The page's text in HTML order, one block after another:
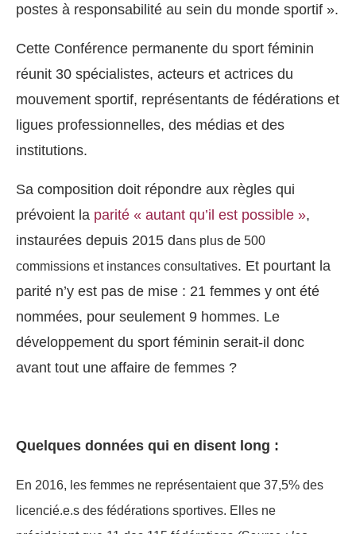
postes à responsabilité au sein du monde sportif ».
Cette Conférence permanente du sport féminin
réunit 30 spécialistes, acteurs et actrices du
mouvement sportif, représentants de fédérations et
ligues professionnelles, des médias et des
institutions.
Sa composition doit répondre aux règles qui
prévoient la parité « autant qu’il est possible »,
instaurées depuis 2015 dans plus de 500
commissions et instances consultatives. Et pourtant la
parité n’y est pas de mise : 21 femmes y ont été
nommées, pour seulement 9 hommes. Le
développement du sport féminin serait-il donc
avant tout une affaire de femmes ?
Quelques données qui en disent long :
En 2016, les femmes ne représentaient que 37,5% des
licencié.e.s des fédérations sportives. Elles ne